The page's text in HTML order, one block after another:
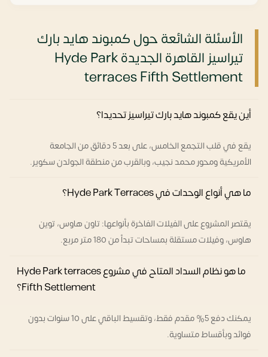
الأسئلة الشائعة حول كمبوند هايد بارك
تيراسيز القاهرة الجديدة Hyde Park
terraces Fifth Settlement
أين يقع كمبوند هايد بارك تيراسيز تحديدا؟
يقع في قلب التجمع الخامس، على بعد 5 دقائق من الجامعة
الأمريكية ومحور محمد نجيب، وبالقرب من منطقة الجولدن سكوير.
ما هي أنواع الوحدات في Hyde Park Terraces؟
يقتصر المشروع على الفيلات الفاخرة بأنواعها: تاون هاوس، توين
هاوس، وفيلات مستقلة بمساحات تبدأ من 180 متر مربع.
ما هو نظام السداد المتاح في مشروع Hyde Park terraces
Fifth Settlement؟
يمكنك دفع 5% مقدم فقط، وتقسيط الباقي على 10 سنوات بدون
فوائد وبأقساط متساوية.